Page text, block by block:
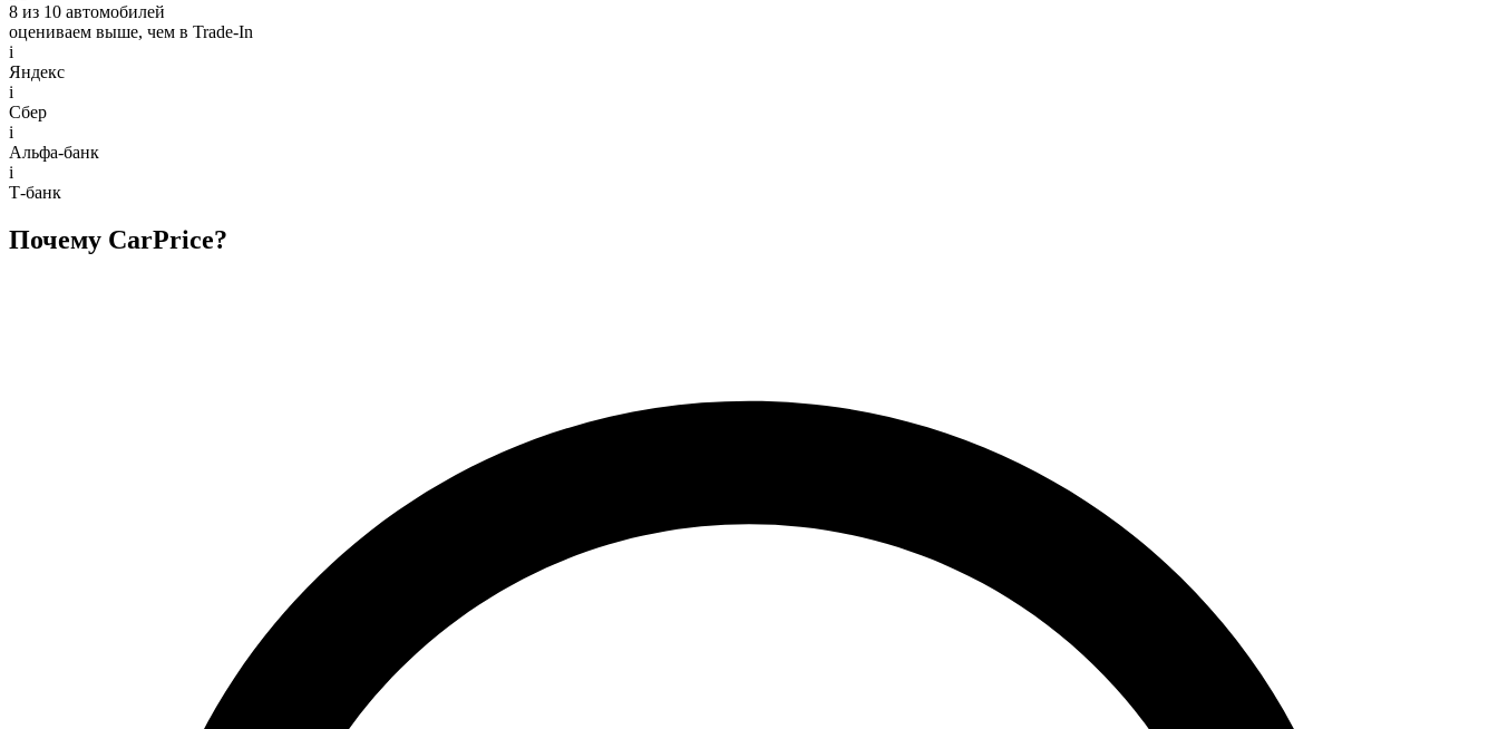
8 из 10 автомобилей
оцениваем выше, чем в Trade‑In
i
Яндекс
i
Сбер
i
Альфа-банк
i
Т-банк
Почему CarPrice?